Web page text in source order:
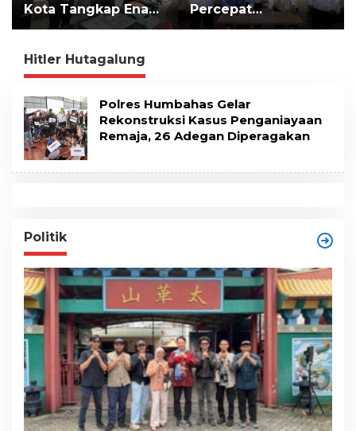
Kota Tangkap Enam
Pelaku
Percepat
Implementasi LLTT
Hitler Hutagalung
Polres Humbahas Gelar
Rekonstruksi Kasus Penganiayaan
Remaja, 26 Adegan Diperagakan
Politik